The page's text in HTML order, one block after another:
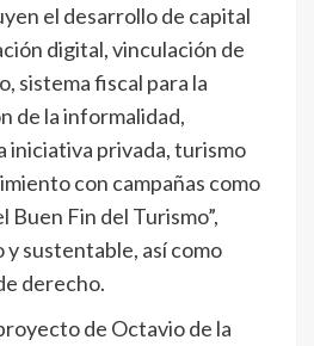
el desarrollo de capital
digital, vinculación de
sistema fiscal para la
de la informalidad,
iniciativa privada, turismo
con campañas como
Buen Fin del Turismo”,
sustentable, así como
derecho.
de Octavio de la